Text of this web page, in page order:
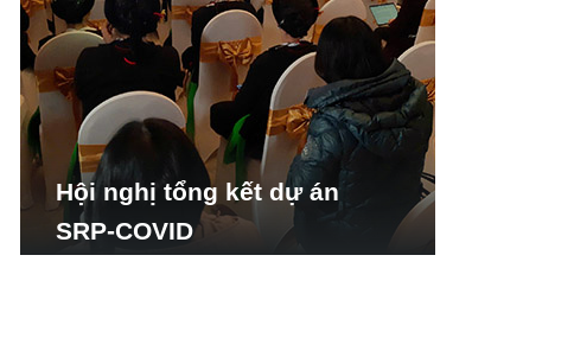
Hội nghị tổng kết dự án
SRP-COVID